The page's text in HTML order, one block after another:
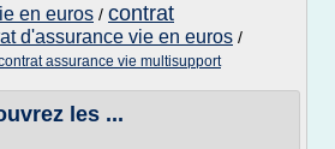
en euros / contrat
d'assurance vie en euros /
assurance vie multisupport
les ...